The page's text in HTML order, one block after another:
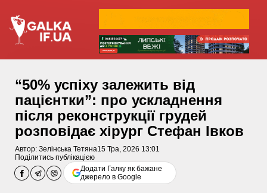
“50% успіху залежить від
пацієнтки”: про ускладнення
після реконструкції грудей
розповідає хірург Стефан Івков
Автор: Зелінська Тетяна15 Тра, 2026 13:01
Поділитись публікацією
Додати Галку як бажане
джерело в Google